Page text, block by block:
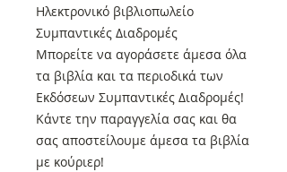
Ηλεκτρονικό βιβλιοπωλείο
Συμπαντικές Διαδρομές
Μπορείτε να αγοράσετε άμεσα όλα
τα βιβλία και τα περιοδικά των
Εκδόσεων Συμπαντικές Διαδρομές!
Κάντε την παραγγελία σας και θα
σας αποστείλουμε άμεσα τα βιβλία
με κούριερ!